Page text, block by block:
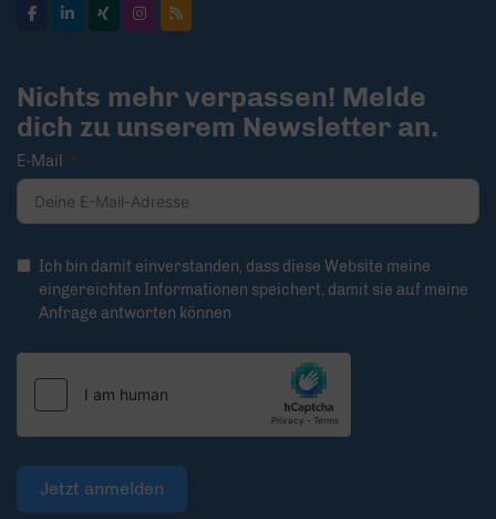
Nichts mehr verpassen! Melde
dich zu unserem Newsletter an.
E-Mail
Ich bin damit einverstanden, dass diese Website meine
eingereichten Informationen speichert, damit sie auf meine
Anfrage antworten können
Jetzt anmelden